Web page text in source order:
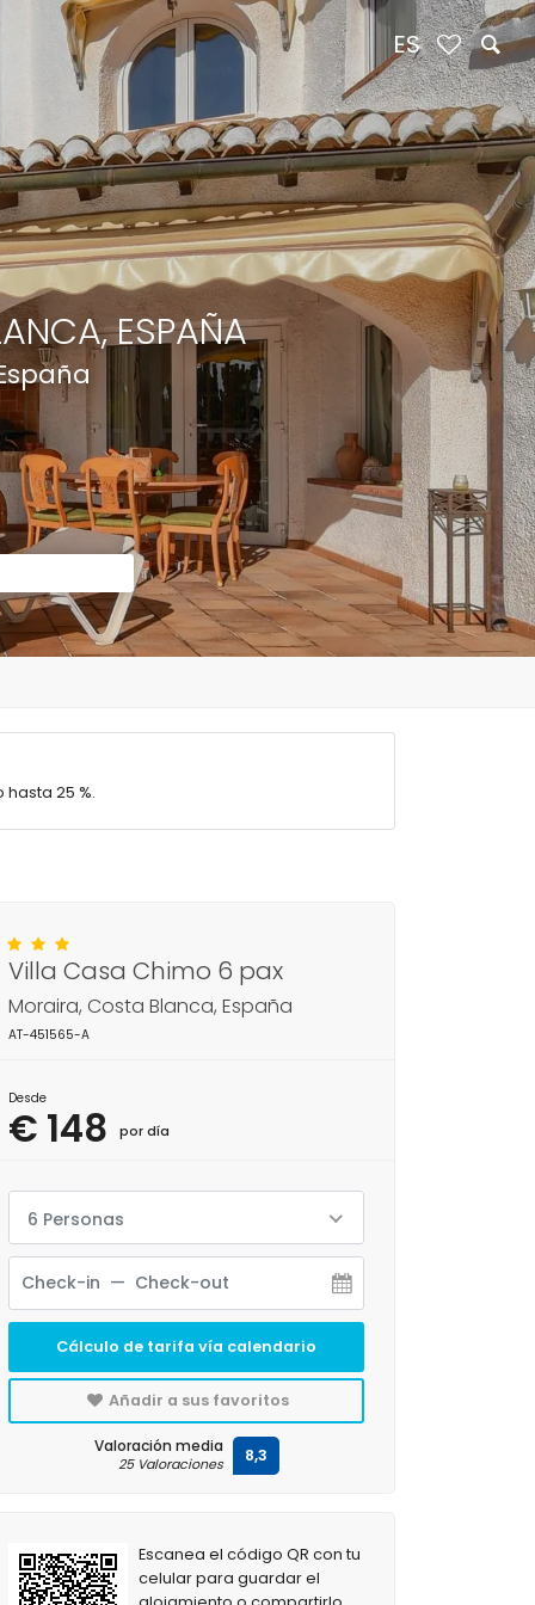
ESPAÑA
25 %.
Villa Casa Chimo 6 pax
Moraira, Costa Blanca, España
AT-451565-A
Desde
€ 148 por día
6 Personas
Cálculo de tarifa vía calendario
Añadir a sus favoritos
Valoración media
25 Valoraciones 8,3
Escanea el código QR con tu
celular para guardar el
ES